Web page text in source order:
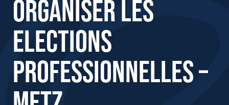
Organiser les
elections
professionnelles –
État civil
Prénom
Nom